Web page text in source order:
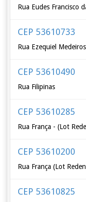
Rua Eudes Francisco
CEP 53610733
Rua Ezequiel
CEP 53610490
Rua Filipinas
CEP 53610285
Rua França - (Lot
CEP 53610200
Rua França (Lot
CEP 53610825